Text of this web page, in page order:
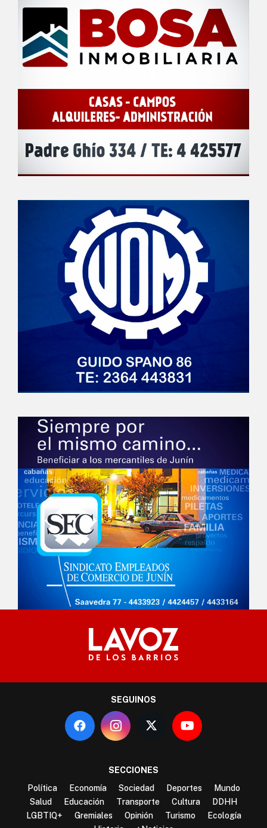
SEGUINOS
SECCIONES
Política
Economía Sociedad Deportes
Mundo
Salud
Educación Transporte Cultura
DDHH
LGBTIQ+
Gremiales Opinión Turismo
Ecología